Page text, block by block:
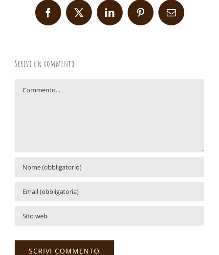
Facebook
X LinkedInPinterestEmail
Scrivi un commento